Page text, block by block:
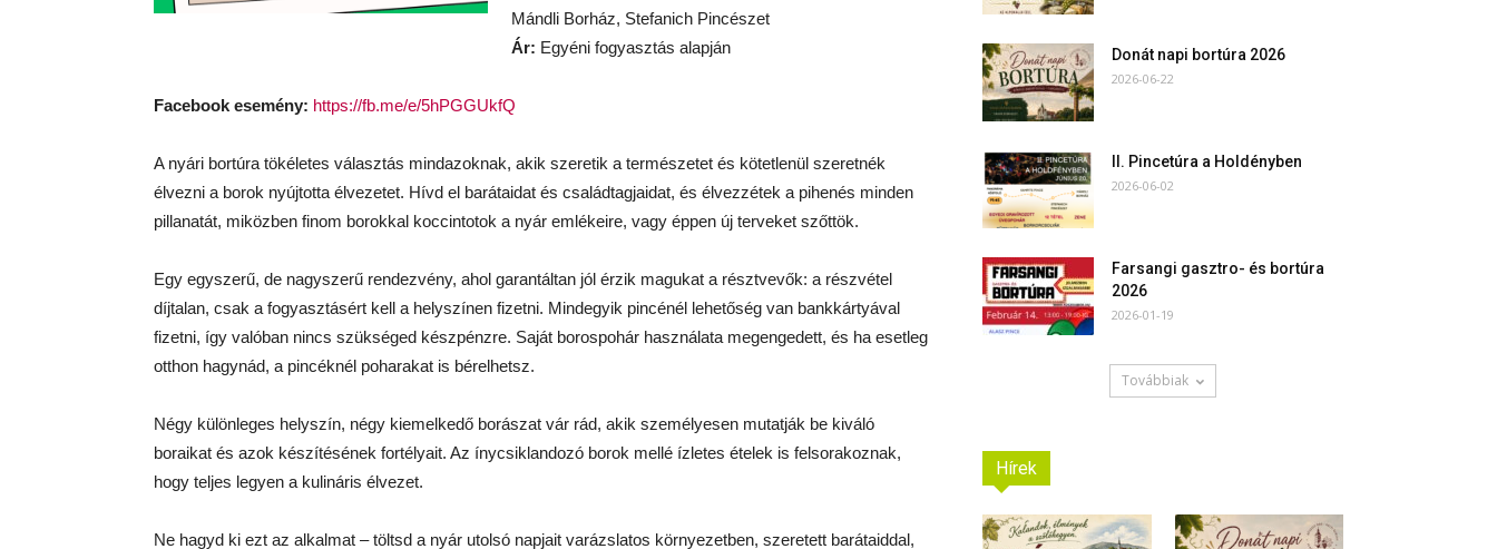
Mándli Borház, Stefanich Pincészet
Ár: Egyéni fogyasztás alapján
Facebook esemény: https://fb.me/e/5hPGGUkfQ
A nyári bortúra tökéletes választás mindazoknak, akik szeretik a természetet és kötetlenül szeretnék
élvezni a borok nyújtotta élvezetet. Hívd el barátaidat és családtagjaidat, és élvezzétek a pihenés minden
pillanatát, miközben finom borokkal koccintotok a nyár emlékeire, vagy éppen új terveket szőttök.
Egy egyszerű, de nagyszerű rendezvény, ahol garantáltan jól érzik magukat a résztvevők: a részvétel
díjtalan, csak a fogyasztásért kell a helyszínen fizetni. Mindegyik pincénél lehetőség van bankkártyával
fizetni, így valóban nincs szükséged készpénzre. Saját borospohár használata megengedett, és ha esetleg
otthon hagynád, a pincéknél poharakat is bérelhetsz.
Négy különleges helyszín, négy kiemelkedő borászat vár rád, akik személyesen mutatják be kiváló
boraikat és azok készítésének fortélyait. Az ínycsiklandozó borok mellé ízletes ételek is felsorakoznak,
hogy teljes legyen a kulináris élvezet.
Ne hagyd ki ezt az alkalmat – töltsd a nyár utolsó napjait varázslatos környezetben, szeretett barátaiddal,
Donát napi bortúra 2026
2026-06-22
II. Pincetúra a Holdényben
2026-06-02
Farsangi gasztro- és bortúra
2026
2026-01-19
Továbbiak
Hírek